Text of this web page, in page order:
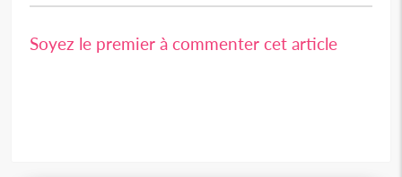
Soyez le premier à commenter cet article